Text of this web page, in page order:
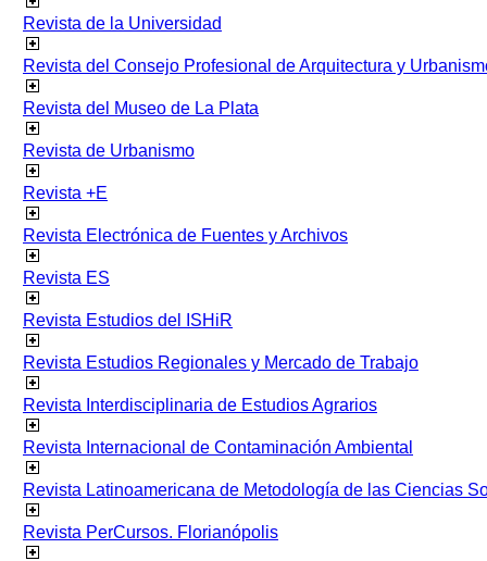
Revista de la Universidad
Revista del Consejo Profesional de Arquitectura y
Revista del Museo de La Plata
Revista de Urbanismo
Revista +E
Revista Electrónica de Fuentes y Archivos
Revista ES
Revista Estudios del ISHiR
Revista Estudios Regionales y Mercado de Trabajo
Revista Interdisciplinaria de Estudios Agrarios
Revista Internacional de Contaminación Ambiental
Revista Latinoamericana de Metodología de las Ciencias
Revista PerCursos. Florianópolis